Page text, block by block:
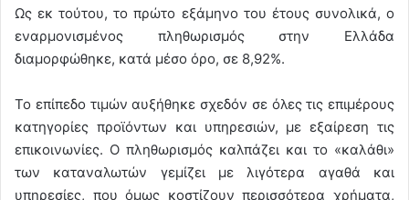
Ως εκ τούτου, το πρώτο εξάμηνο του έτους συνολικά, ο
εναρμονισμένος πληθωρισμός στην Ελλάδα
διαμορφώθηκε, κατά μέσο όρο, σε 8,92%.
Το επίπεδο τιμών αυξήθηκε σχεδόν σε όλες τις επιμέρους
κατηγορίες προϊόντων και υπηρεσιών, με εξαίρεση τις
επικοινωνίες. Ο πληθωρισμός καλπάζει και το «καλάθι»
των καταναλωτών γεμίζει με λιγότερα αγαθά και
υπηρεσίες, που όμως κοστίζουν περισσότερα χρήματα,